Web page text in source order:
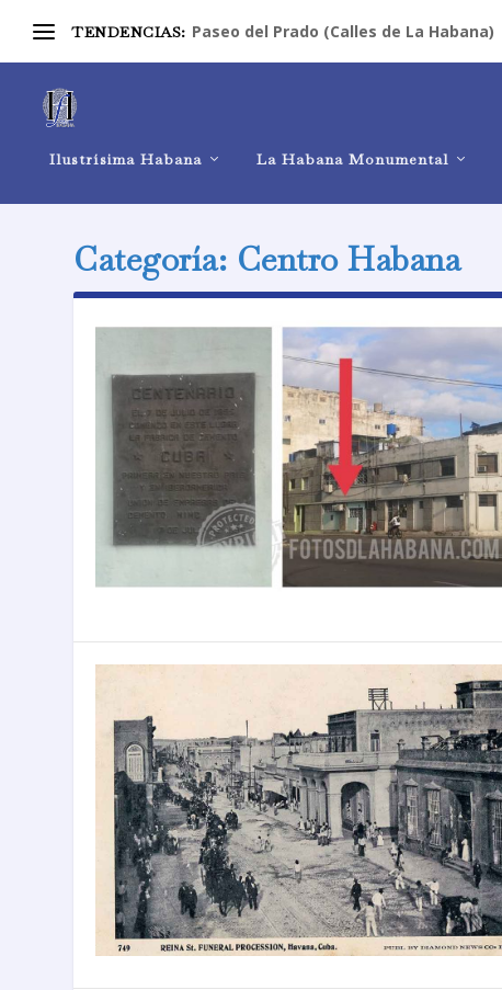
TENDENCIAS: Paseo del Prado (Calles de La Habana)
Ilustrísima Habana La Habana Monumental
Categoría: Centro Habana